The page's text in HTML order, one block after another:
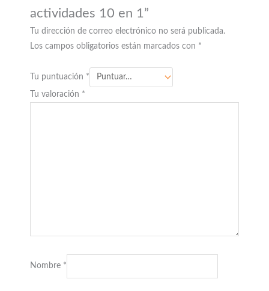
actividades 10 en 1”
Tu dirección de correo electrónico no será publicada.
Los campos obligatorios están marcados con *
Tu puntuación *
Tu valoración *
Nombre *